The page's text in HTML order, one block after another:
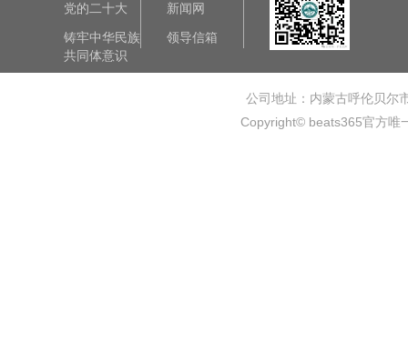
党的二十大
铸牢中华民族
共同体意识
新闻网
领导信箱
公司地址：内蒙古呼伦贝尔
Copyright© beats365官方唯